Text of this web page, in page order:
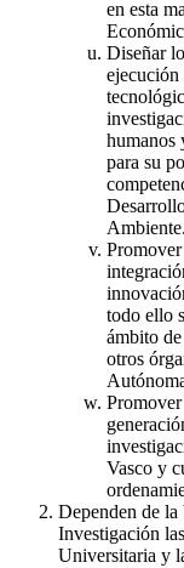
en esta
Diseñar
ejecución
humanos
para su
Ambiente.
todo ello
ámbito
otros
Vasco y
Dependen de
Investigación
Universitaria y